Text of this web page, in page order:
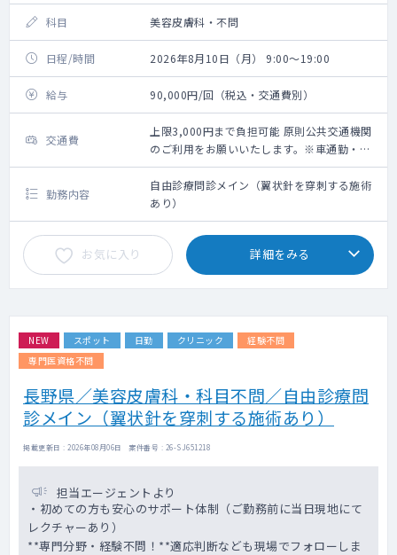
科目 美容皮膚科・不問
日程/時間 2026年8月10日（月） 9:00～19:00
給与 90,000円/回（税込・交通費別）
交通費
上限3,000円まで負担可能 原則公共交通機関
のご利用をお願いいたします。※車通勤・タ
クシー利用要相談
勤務内容
自由診療問診メイン（翼状針を穿刺する施術
あり）
お気に入り 詳細をみる
NEW スポット 日勤 クリニック
経験不問
専門医資格不問
長野県／美容皮膚科・科目不問／自由診療問
診メイン（翼状針を穿刺する施術あり）
掲載更新日 : 2026年08月06日 案件番号 : 26-SJ651218
担当エージェントより
・初めての方も安心のサポート体制（ご勤務前に当日現地にて
レクチャーあり）
**専門分野・経験不問！**適応判断なども現場でフォローしま